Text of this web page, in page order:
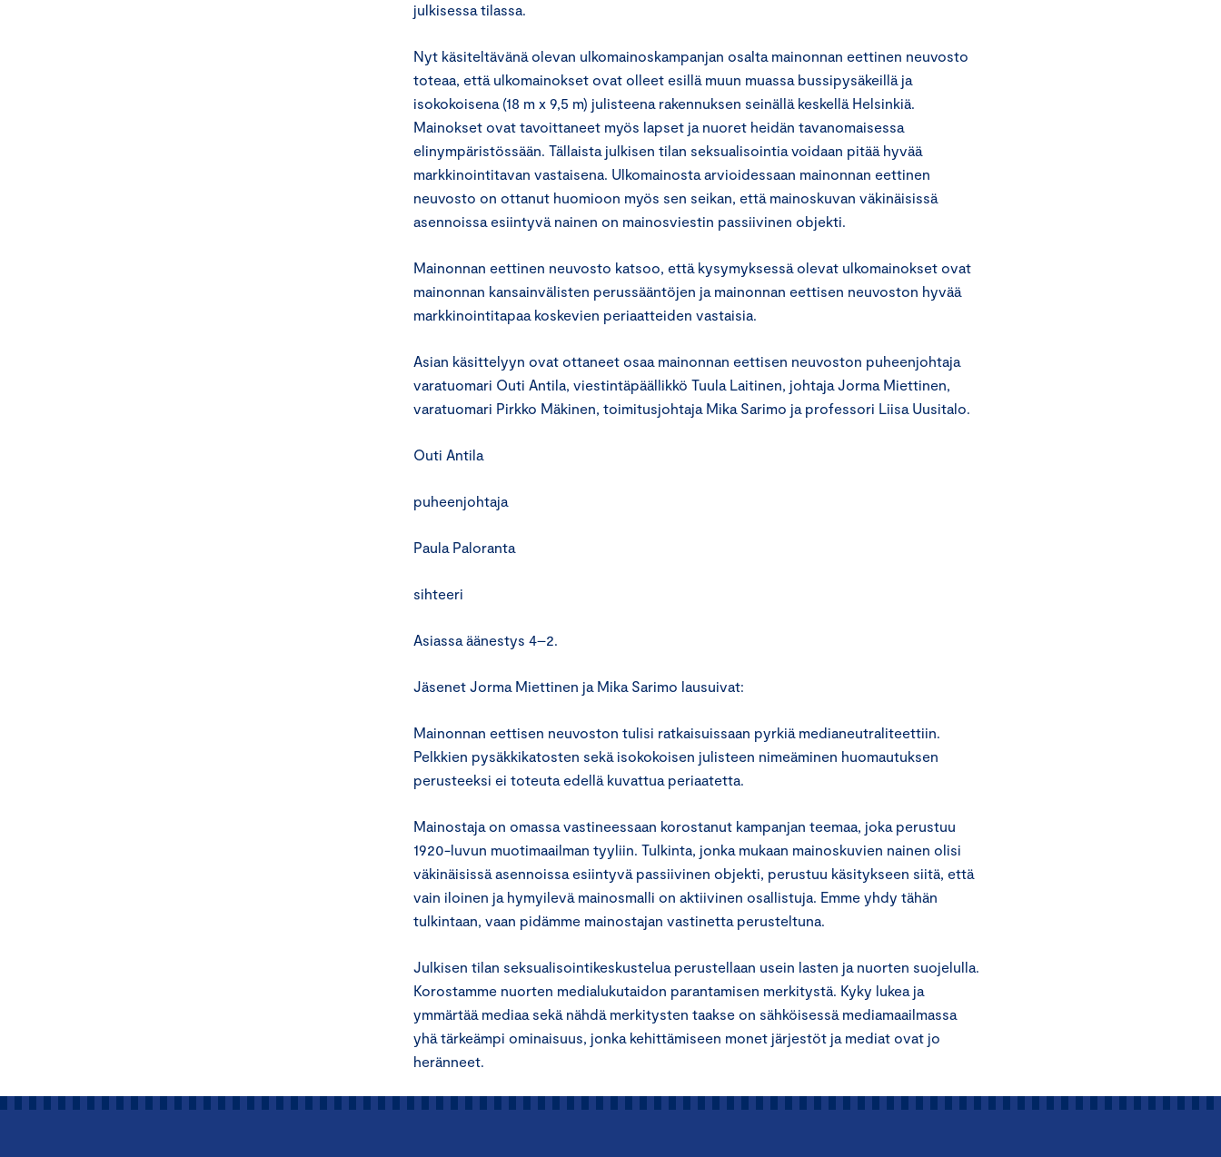
julkisessa tilassa.
Nyt käsiteltävänä olevan ulkomainoskampanjan osalta mainonnan eettinen neuvosto
toteaa, että ulkomainokset ovat olleet esillä muun muassa bussipysäkeillä ja
isokokoisena (18 m x 9,5 m) julisteena rakennuksen seinällä keskellä Helsinkiä.
Mainokset ovat tavoittaneet myös lapset ja nuoret heidän tavanomaisessa
elinympäristössään. Tällaista julkisen tilan seksualisointia voidaan pitää hyvää
markkinointitavan vastaisena. Ulkomainosta arvioidessaan mainonnan eettinen
neuvosto on ottanut huomioon myös sen seikan, että mainoskuvan väkinäisissä
asennoissa esiintyvä nainen on mainosviestin passiivinen objekti.
Mainonnan eettinen neuvosto katsoo, että kysymyksessä olevat ulkomainokset ovat
mainonnan kansainvälisten perussääntöjen ja mainonnan eettisen neuvoston hyvää
markkinointitapaa koskevien periaatteiden vastaisia.
Asian käsittelyyn ovat ottaneet osaa mainonnan eettisen neuvoston puheenjohtaja
varatuomari Outi Antila, viestintäpäällikkö Tuula Laitinen, johtaja Jorma Miettinen,
varatuomari Pirkko Mäkinen, toimitusjohtaja Mika Sarimo ja professori Liisa Uusitalo.
Outi Antila
puheenjohtaja
Paula Paloranta
sihteeri
Asiassa äänestys 4–2.
Jäsenet Jorma Miettinen ja Mika Sarimo lausuivat:
Mainonnan eettisen neuvoston tulisi ratkaisuissaan pyrkiä medianeutraliteettiin.
Pelkkien pysäkkikatosten sekä isokokoisen julisteen nimeäminen huomautuksen
perusteeksi ei toteuta edellä kuvattua periaatetta.
Mainostaja on omassa vastineessaan korostanut kampanjan teemaa, joka perustuu
1920-luvun muotimaailman tyyliin. Tulkinta, jonka mukaan mainoskuvien nainen olisi
väkinäisissä asennoissa esiintyvä passiivinen objekti, perustuu käsitykseen siitä, että
vain iloinen ja hymyilevä mainosmalli on aktiivinen osallistuja. Emme yhdy tähän
tulkintaan, vaan pidämme mainostajan vastinetta perusteltuna.
Julkisen tilan seksualisointikeskustelua perustellaan usein lasten ja nuorten suojelulla.
Korostamme nuorten medialukutaidon parantamisen merkitystä. Kyky lukea ja
ymmärtää mediaa sekä nähdä merkitysten taakse on sähköisessä mediamaailmassa
yhä tärkeämpi ominaisuus, jonka kehittämiseen monet järjestöt ja mediat ovat jo
heränneet.